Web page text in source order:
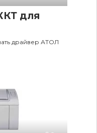
для
драйвер АТОЛ